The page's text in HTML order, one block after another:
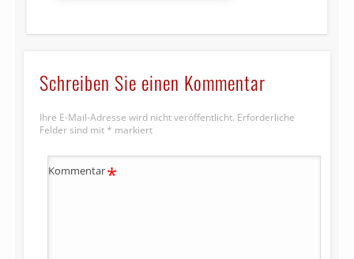
Schreiben Sie einen Kommentar
Ihre E-Mail-Adresse wird nicht veröffentlicht. Erforderliche
Felder sind mit * markiert
Kommentar*